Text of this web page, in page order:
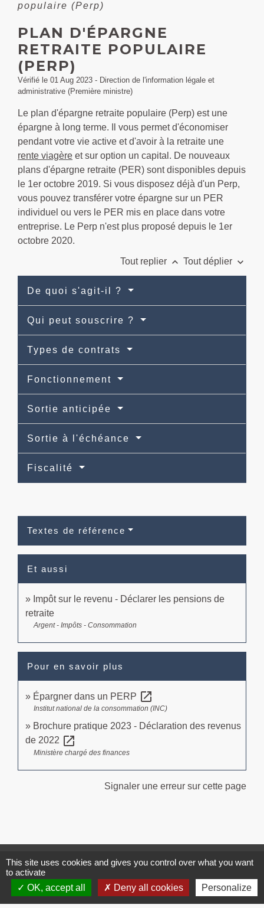
populaire (Perp)
PLAN D'ÉPARGNE
RETRAITE POPULAIRE
(PERP)
Vérifié le 01 Aug 2023 - Direction de l'information légale et
administrative (Première ministre)
Le plan d'épargne retraite populaire (Perp) est une
épargne à long terme. Il vous permet d'économiser
pendant votre vie active et d'avoir à la retraite une
rente viagère et sur option un capital. De nouveaux
plans d'épargne retraite (PER) sont disponibles depuis
le 1er octobre 2019. Si vous disposez déjà d'un Perp,
vous pouvez transférer votre épargne sur un PER
individuel ou vers le PER mis en place dans votre
entreprise. Le Perp n'est plus proposé depuis le 1er
octobre 2020.
Tout replier keyboard_arrow_up Tout déplier keyboard_arrow_down
De quoi s'agit-il ?
Qui peut souscrire ?
Types de contrats
Fonctionnement
Sortie anticipée
Sortie à l'échéance
Fiscalité
Textes de référence
Et aussi
Impôt sur le revenu - Déclarer les pensions de
retraite
Argent - Impôts - Consommation
Pour en savoir plus
Épargner dans un PERP open_in_new
Institut national de la consommation (INC)
Brochure pratique 2023 - Déclaration des revenus
de 2022 open_in_new
Ministère chargé des finances
Signaler une erreur sur cette page
Contacts
Commune de Brissac
3 place de la Mairie
34190 Brissac - FRANCE
This site uses cookies and gives you control over what you want
to activate
OK, accept all
Deny all cookies Personalize